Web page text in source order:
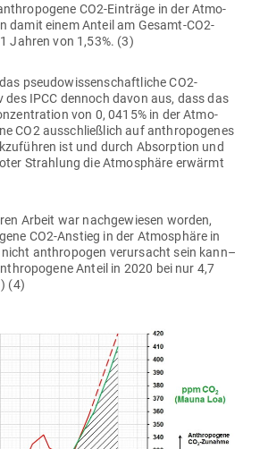
CO2-Ein­träge in der Atmo­
damit einem Anteil am Gesamt-CO2-
Jahren von 1,53%. (3)
pseu­do­wis­sen­schaft­liche CO2-
des IPCC dennoch davon aus, dass das
von 0, 0415% in der Atmo­
CO2 aus­schließlich auf anthro­po­genes
ist und durch Absorption und
Strahlung die Atmo­sphäre erwärmt
Arbeit war nach­ge­wiesen worden,
CO2-Anstieg in der Atmo­sphäre in
anthro­pogen ver­ur­sacht sein kann–
Anteil in 2020 bei nur 4,7
(4)